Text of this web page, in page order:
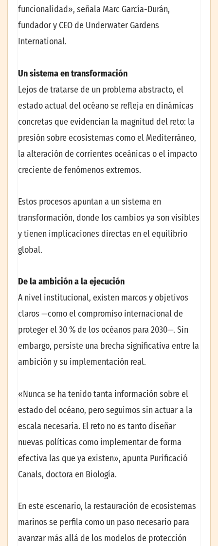
funcionalidad», señala Marc García-Durán,
fundador y CEO de Underwater Gardens
International.
Un sistema en transformación
Lejos de tratarse de un problema abstracto, el
estado actual del océano se refleja en dinámicas
concretas que evidencian la magnitud del reto: la
presión sobre ecosistemas como el Mediterráneo,
la alteración de corrientes oceánicas o el impacto
creciente de fenómenos extremos.
Estos procesos apuntan a un sistema en
transformación, donde los cambios ya son visibles
y tienen implicaciones directas en el equilibrio
global.
De la ambición a la ejecución
A nivel institucional, existen marcos y objetivos
claros —como el compromiso internacional de
proteger el 30 % de los océanos para 2030—. Sin
embargo, persiste una brecha significativa entre la
ambición y su implementación real.
«Nunca se ha tenido tanta información sobre el
estado del océano, pero seguimos sin actuar a la
escala necesaria. El reto no es tanto diseñar
nuevas políticas como implementar de forma
efectiva las que ya existen», apunta Purificació
Canals, doctora en Biología.
En este escenario, la restauración de ecosistemas
marinos se perfila como un paso necesario para
avanzar más allá de los modelos de protección